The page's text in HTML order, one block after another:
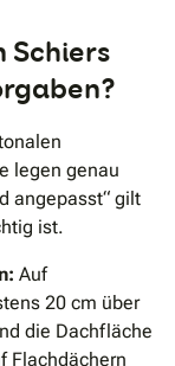
Schiers
legen genau
angepasst“ gilt
ist.
Auf
20 cm über
die Dachfläche
Flachdächern